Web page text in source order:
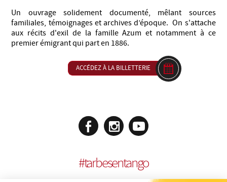
Un ouvrage solidement documenté, mêlant sources
familiales, témoignages et archives d’époque. On s'attache
aux récits d'exil de la famille Azum et notamment à ce
premier émigrant qui part en 1886.
ACCÉDEZ À LA BILLETTERIE
#tarbesentango